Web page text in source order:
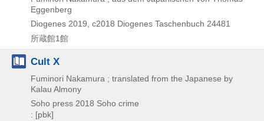
Eggenberg
Diogenes 2019, c2018 Diogenes Taschenbuch 24481
所蔵館1館
Cult X
Fuminori Nakamura ; translated from the Japanese by
Kalau Almony
Soho press 2018 Soho crime
: [pbk]